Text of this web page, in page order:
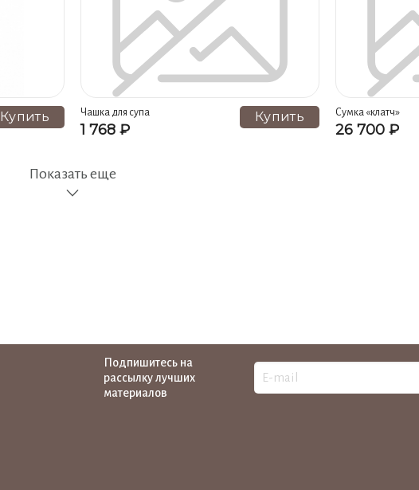
Купить Чашка для супа
1 768 ₽
Купить Сумка «клатч»
26 700 ₽
Показать еще
Подпишитесь на
рассылку лучших
материалов